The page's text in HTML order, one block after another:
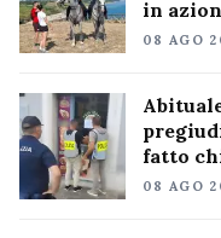
in
08 AGO
fatto
08 AGO